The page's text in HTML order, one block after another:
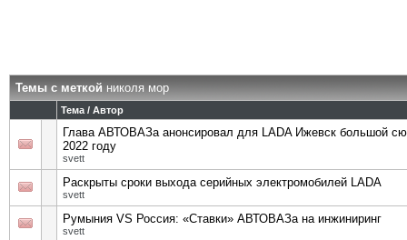
Темы с меткойниколя мор
Тема / Автор
Глава АВТОВАЗа анонсировал для LADA Ижевск большой
2022 году
svett
Раскрыты сроки выхода серийных электромобилей LADA
svett
Румыния VS Россия: «Ставки» АВТОВАЗа на инжиниринг
svett